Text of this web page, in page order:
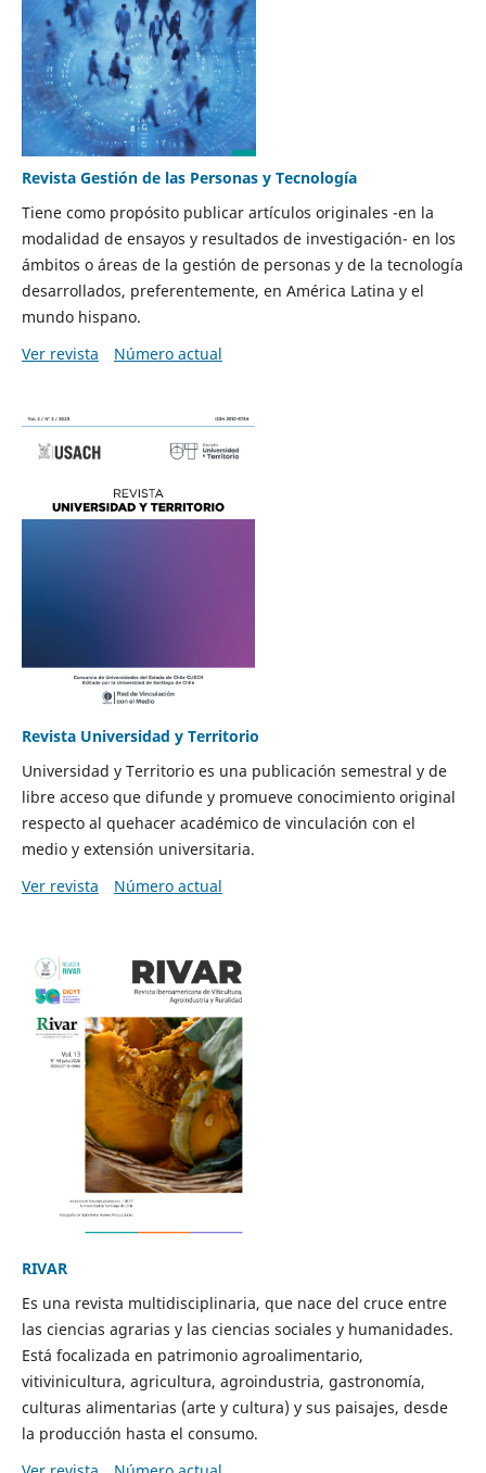
Revista Gestión de las Personas y Tecnología
Tiene como propósito publicar artículos originales -en la
modalidad de ensayos y resultados de investigación- en los
ámbitos o áreas de la gestión de personas y de la tecnología
desarrollados, preferentemente, en América Latina y el
mundo hispano.
Ver revista
Número actual
Revista Universidad y Territorio
Universidad y Territorio es una publicación semestral y de
libre acceso que difunde y promueve conocimiento original
respecto al quehacer académico de vinculación con el
medio y extensión universitaria.
Ver revista
Número actual
RIVAR
Es una revista multidisciplinaria, que nace del cruce entre
las ciencias agrarias y las ciencias sociales y humanidades.
Está focalizada en patrimonio agroalimentario,
vitivinicultura, agricultura, agroindustria, gastronomía,
culturas alimentarias (arte y cultura) y sus paisajes, desde
la producción hasta el consumo.